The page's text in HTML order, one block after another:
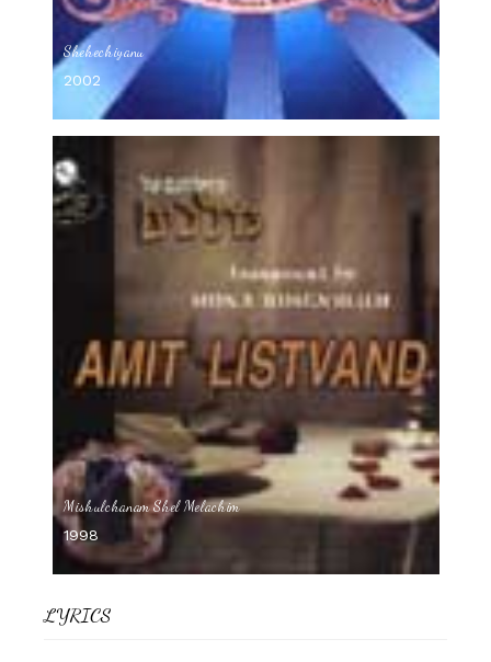
Shehechiyanu
2002
Mishulchanam Shel Melachim
1998
LYRICS